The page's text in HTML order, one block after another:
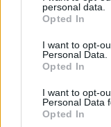
personal data.
Opted In
I want to opt-
Personal Data.
Opted In
I want to opt-
Personal Data
Opted In